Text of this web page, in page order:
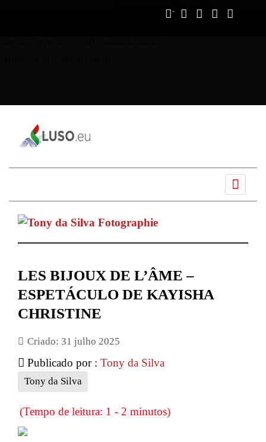
LES BIJOUX DE L’ÂME –
ESPETÁCULO DE KAYISHA
CHRISTINE
Criado: 31 julho 2025
Publicado por : Tony da Silva
Tony da Silva
(Tempo de leitura: 1 - 2 minutos)
Ano
Mês
Próximo
Próximo